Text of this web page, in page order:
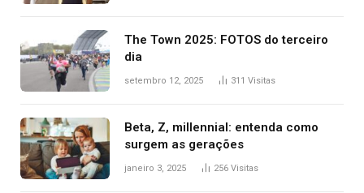
The Town 2025: FOTOS do terceiro
dia
setembro 12, 2025 311 Visitas
Beta, Z, millennial: entenda como
surgem as gerações
janeiro 3, 2025 256 Visitas